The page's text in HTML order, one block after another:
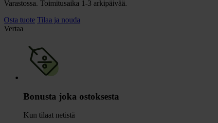
Varastossa. Toimitusaika 1-3 arkipäivää.
Osta tuote Tilaa ja nouda
Vertaa
Bonusta joka ostoksesta
Kun tilaat netistä